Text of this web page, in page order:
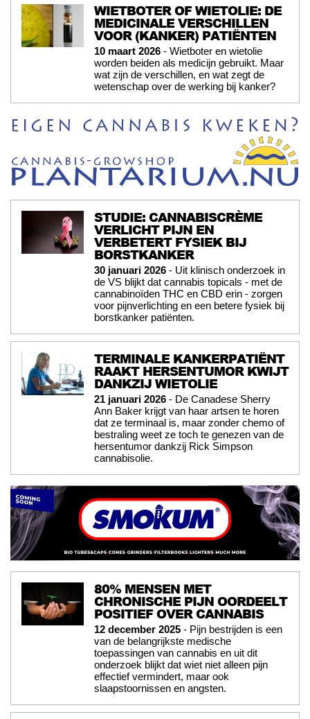
WIETBOTER OF WIETOLIE: DE
MEDICINALE VERSCHILLEN
VOOR (KANKER) PATIËNTEN
10 maart 2026 - Wietboter en wietolie
worden beiden als medicijn gebruikt. Maar
wat zijn de verschillen, en wat zegt de
wetenschap over de werking bij kanker?
STUDIE: CANNABISCRÈME
VERLICHT PIJN EN
VERBETERT FYSIEK BIJ
BORSTKANKER
30 januari 2026 - Uit klinisch onderzoek in
de VS blijkt dat cannabis topicals - met de
cannabinoïden THC en CBD erin - zorgen
voor pijnverlichting en een betere fysiek bij
borstkanker patiënten.
TERMINALE KANKERPATIËNT
RAAKT HERSENTUMOR KWIJT
DANKZIJ WIETOLIE
21 januari 2026 - De Canadese Sherry
Ann Baker krijgt van haar artsen te horen
dat ze terminaal is, maar zonder chemo of
bestraling weet ze toch te genezen van de
hersentumor dankzij Rick Simpson
cannabisolie.
80% MENSEN MET
CHRONISCHE PIJN OORDEELT
POSITIEF OVER CANNABIS
12 december 2025 - Pijn bestrijden is een
van de belangrijkste medische
toepassingen van cannabis en uit dit
onderzoek blijkt dat wiet niet alleen pijn
effectief vermindert, maar ook
slaapstoornissen en angsten.